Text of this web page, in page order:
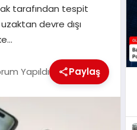
tarafından tespit
devre dışı
Yapıldı Paylaş